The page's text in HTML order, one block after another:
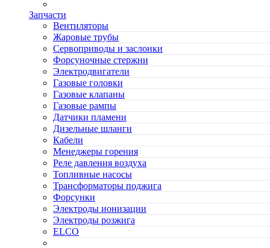
Запчасти
Вентиляторы
Жаровые трубы
Сервоприводы и заслонки
Форсуночные стержни
Электродвигатели
Газовые головки
Газовые клапаны
Газовые рампы
Датчики пламени
Дизельные шланги
Кабели
Менеджеры горения
Реле давления воздуха
Топливные насосы
Трансформаторы поджига
Форсунки
Электроды ионизации
Электроды розжига
ELCO